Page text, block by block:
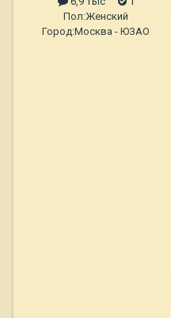
Пол:Женский
Город:Москва - ЮЗАО